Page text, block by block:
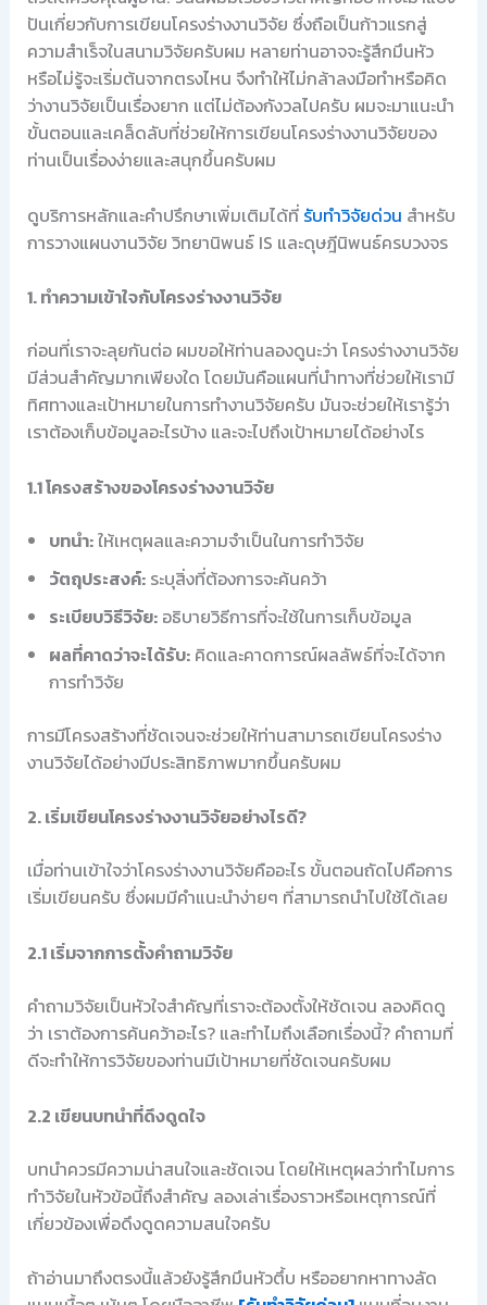
ปันเกี่ยวกับการเขียนโครงร่างงานวิจัย ซึ่งถือเป็นก้าวแรกสู่
ความสำเร็จในสนามวิจัยครับผม หลายท่านอาจจะรู้สึกมึนหัว
หรือไม่รู้จะเริ่มต้นจากตรงไหน จึงทำให้ไม่กล้าลงมือทำหรือคิด
ว่างานวิจัยเป็นเรื่องยาก แต่ไม่ต้องกังวลไปครับ ผมจะมาแนะนำ
ขั้นตอนและเคล็ดลับที่ช่วยให้การเขียนโครงร่างงานวิจัยของ
ท่านเป็นเรื่องง่ายและสนุกขึ้นครับผม
ดูบริการหลักและคำปรึกษาเพิ่มเติมได้ที่ รับทำวิจัยด่วน สำหรับ
การวางแผนงานวิจัย วิทยานิพนธ์ IS และดุษฎีนิพนธ์ครบวงจร
1. ทำความเข้าใจกับโครงร่างงานวิจัย
ก่อนที่เราจะลุยกันต่อ ผมขอให้ท่านลองดูนะว่า โครงร่างงานวิจัย
มีส่วนสำคัญมากเพียงใด โดยมันคือแผนที่นำทางที่ช่วยให้เรามี
ทิศทางและเป้าหมายในการทำงานวิจัยครับ มันจะช่วยให้เรารู้ว่า
เราต้องเก็บข้อมูลอะไรบ้าง และจะไปถึงเป้าหมายได้อย่างไร
1.1 โครงสร้างของโครงร่างงานวิจัย
บทนำ:ให้เหตุผลและความจำเป็นในการทำวิจัย
วัตถุประสงค์:ระบุสิ่งที่ต้องการจะค้นคว้า
ระเบียบวิธีวิจัย:อธิบายวิธีการที่จะใช้ในการเก็บข้อมูล
ผลที่คาดว่าจะได้รับ:คิดและคาดการณ์ผลลัพธ์ที่จะได้จาก
การทำวิจัย
การมีโครงสร้างที่ชัดเจนจะช่วยให้ท่านสามารถเขียนโครงร่าง
งานวิจัยได้อย่างมีประสิทธิภาพมากขึ้นครับผม
2. เริ่มเขียนโครงร่างงานวิจัยอย่างไรดี?
เมื่อท่านเข้าใจว่าโครงร่างงานวิจัยคืออะไร ขั้นตอนถัดไปคือการ
เริ่มเขียนครับ ซึ่งผมมีคำแนะนำง่ายๆ ที่สามารถนำไปใช้ได้เลย
2.1 เริ่มจากการตั้งคำถามวิจัย
คำถามวิจัยเป็นหัวใจสำคัญที่เราจะต้องตั้งให้ชัดเจน ลองคิดดู
ว่า เราต้องการค้นคว้าอะไร? และทำไมถึงเลือกเรื่องนี้? คำถามที่
ดีจะทำให้การวิจัยของท่านมีเป้าหมายที่ชัดเจนครับผม
2.2 เขียนบทนำที่ดึงดูดใจ
บทนำควรมีความน่าสนใจและชัดเจน โดยให้เหตุผลว่าทำไมการ
ทำวิจัยในหัวข้อนี้ถึงสำคัญ ลองเล่าเรื่องราวหรือเหตุการณ์ที่
เกี่ยวข้องเพื่อดึงดูดความสนใจครับ
ถ้าอ่านมาถึงตรงนี้แล้วยังรู้สึกมึนหัวตึ้บ หรืออยากหาทางลัด